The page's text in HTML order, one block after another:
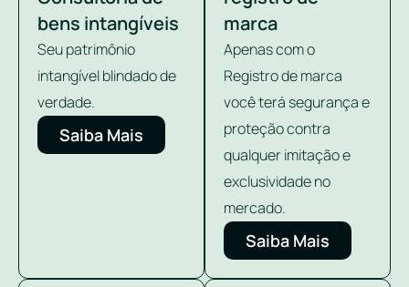
bens intangíveis
Seu patrimônio
intangível blindado de
verdade.
Saiba Mais
marca
Apenas com o
Registro de marca
você terá segurança e
proteção contra
qualquer imitação e
exclusividade no
mercado.
Saiba Mais